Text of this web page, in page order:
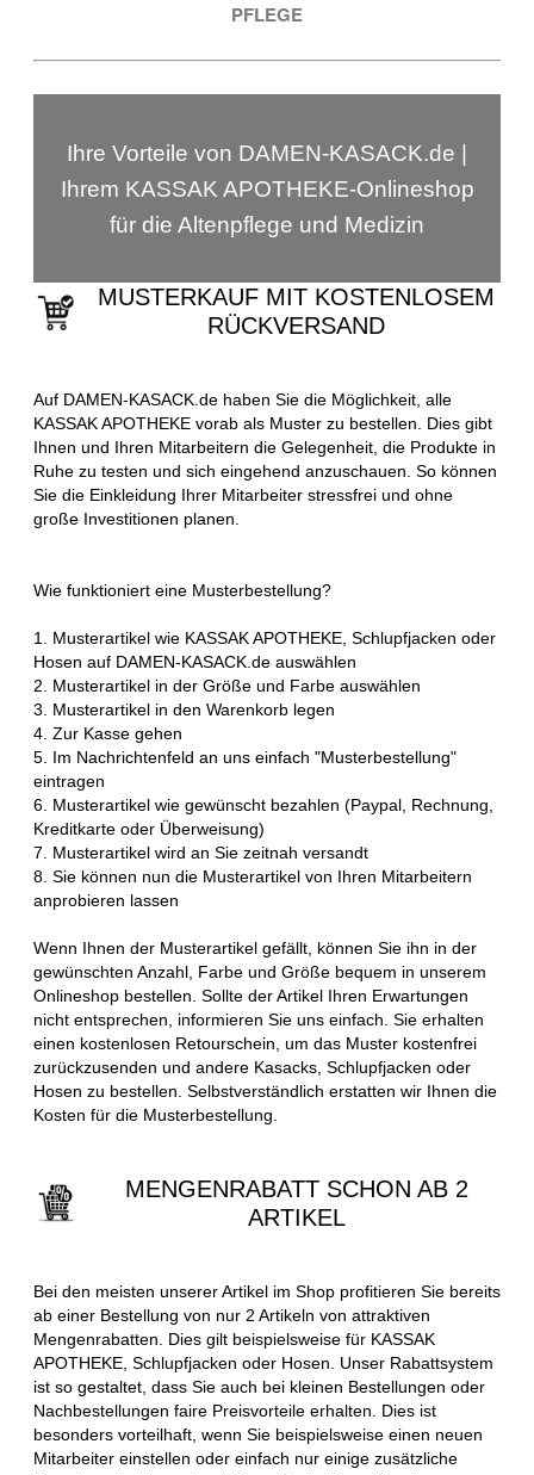
PFLEGE
Ihre Vorteile von DAMEN-KASACK.de |
Ihrem KASSAK APOTHEKE-Onlineshop
für die Altenpflege und Medizin
MUSTERKAUF MIT KOSTENLOSEM
RÜCKVERSAND
Auf DAMEN-KASACK.de haben Sie die Möglichkeit, alle
KASSAK APOTHEKE vorab als Muster zu bestellen. Dies gibt
Ihnen und Ihren Mitarbeitern die Gelegenheit, die Produkte in
Ruhe zu testen und sich eingehend anzuschauen. So können
Sie die Einkleidung Ihrer Mitarbeiter stressfrei und ohne
große Investitionen planen.
Wie funktioniert eine Musterbestellung?
1. Musterartikel wie KASSAK APOTHEKE, Schlupfjacken oder
Hosen auf DAMEN-KASACK.de auswählen
2. Musterartikel in der Größe und Farbe auswählen
3. Musterartikel in den Warenkorb legen
4. Zur Kasse gehen
5. Im Nachrichtenfeld an uns einfach "Musterbestellung"
eintragen
6. Musterartikel wie gewünscht bezahlen (Paypal, Rechnung,
Kreditkarte oder Überweisung)
7. Musterartikel wird an Sie zeitnah versandt
8. Sie können nun die Musterartikel von Ihren Mitarbeitern
anprobieren lassen
Wenn Ihnen der Musterartikel gefällt, können Sie ihn in der
gewünschten Anzahl, Farbe und Größe bequem in unserem
Onlineshop bestellen. Sollte der Artikel Ihren Erwartungen
nicht entsprechen, informieren Sie uns einfach. Sie erhalten
einen kostenlosen Retourschein, um das Muster kostenfrei
zurückzusenden und andere Kasacks, Schlupfjacken oder
Hosen zu bestellen. Selbstverständlich erstatten wir Ihnen die
Kosten für die Musterbestellung.
MENGENRABATT SCHON AB 2
ARTIKEL
Bei den meisten unserer Artikel im Shop profitieren Sie bereits
ab einer Bestellung von nur 2 Artikeln von attraktiven
Mengenrabatten. Dies gilt beispielsweise für KASSAK
APOTHEKE, Schlupfjacken oder Hosen. Unser Rabattsystem
ist so gestaltet, dass Sie auch bei kleinen Bestellungen oder
Nachbestellungen faire Preisvorteile erhalten. Dies ist
besonders vorteilhaft, wenn Sie beispielsweise einen neuen
Mitarbeiter einstellen oder einfach nur einige zusätzliche